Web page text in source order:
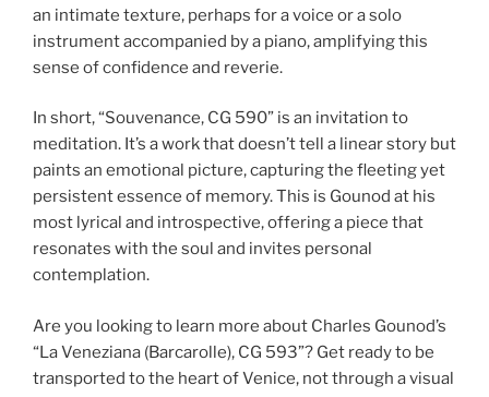
an intimate texture, perhaps for a voice or a solo
instrument accompanied by a piano, amplifying this
sense of confidence and reverie.
In short, “Souvenance, CG 590” is an invitation to
meditation. It’s a work that doesn’t tell a linear story but
paints an emotional picture, capturing the fleeting yet
persistent essence of memory. This is Gounod at his
most lyrical and introspective, offering a piece that
resonates with the soul and invites personal
contemplation.
Are you looking to learn more about Charles Gounod’s
“La Veneziana (Barcarolle), CG 593”? Get ready to be
transported to the heart of Venice, not through a visual